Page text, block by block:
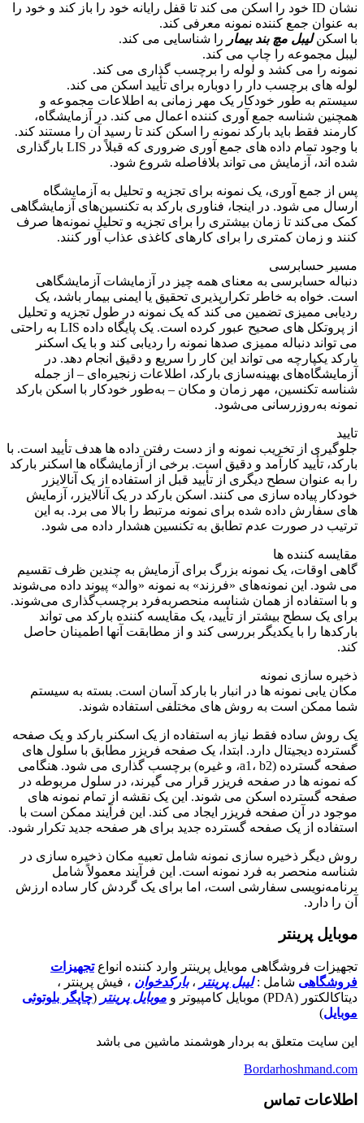
نشان ID خود را اسکن می کند تا قفل رایانه خود را باز کند و خود را
به عنوان جمع کننده نمونه معرفی کند.
با اسکنلیبل مچ بند بیمار را شناسایی می کند.
لیبل مجموعه را چاپ می کند.
نمونه را می کشد و لوله را برچسب گذاری می کند.
لوله های برچسب دار را دوباره برای تأیید اسکن می کند.
سیستم به طور خودکار یک مهر زمانی به اطلاعات مجموعه و
همچنین شناسه جمع آوری کننده اعمال می کند. در آزمایشگاه،
کارمند فقط باید بارکد نمونه را اسکن کند تا رسید آن را مستند کند.
با وجود تمام داده های جمع آوری ضروری که قبلاً در LIS بارگذاری
شده اند، آزمایش می تواند بلافاصله شروع شود.
پس از جمع آوری، یک نمونه برای تجزیه و تحلیل به آزمایشگاه
ارسال می شود. در اینجا، فناوری بارکد به تکنسین‌های آزمایشگاهی
کمک می‌کند تا زمان بیشتری را برای تجزیه و تحلیل نمونه‌ها صرف
کنند و زمان کمتری را برای کارهای کاغذی عذاب آور کنند.
مسیر حسابرسی
دنباله حسابرسی به معنای همه چیز در آزمایشات آزمایشگاهی
است. خواه به خاطر تکرارپذیری تحقیق یا ایمنی بیمار باشد، یک
ردیابی ممیزی تضمین می کند که یک نمونه در طول تجزیه و تحلیل
از پروتکل های صحیح عبور کرده است. یک پایگاه داده LIS به راحتی
می تواند دنباله ممیزی صدها نمونه را ردیابی کند و با یک اسکنر
بارکد یکپارچه می تواند این کار را سریع و دقیق انجام دهد. در
آزمایشگاه‌های بهینه‌سازی بارکد، اطلاعات زنجیره‌ای – از جمله
شناسه تکنسین، مهر زمان و مکان – به‌طور خودکار با اسکن بارکد
نمونه به‌روزرسانی می‌شود.
تایید
جلوگیری از تخریب نمونه و از دست رفتن داده ها هدف تأیید است. با
بارکد، تأیید کارآمد و دقیق است. برخی از آزمایشگاه ها اسکنر بارکد
را به عنوان سطح دیگری از تأیید قبل از استفاده از یک آنالایزر
خودکار پیاده سازی می کنند. اسکن بارکد در یک آنالایزر، آزمایش
های سفارش داده شده برای نمونه مرتبط را بالا می برد. به این
ترتیب در صورت عدم تطابق به تکنسین هشدار داده می شود.
مقایسه کننده ها
گاهی اوقات، یک نمونه بزرگ برای آزمایش به چندین ظرف تقسیم
می شود. این نمونه‌های «فرزند» به نمونه «والد» پیوند داده می‌شوند
و با استفاده از همان شناسه منحصربه‌فرد برچسب‌گذاری می‌شوند.
برای یک سطح بیشتر از تأیید، یک مقایسه کننده بارکد می تواند
بارکدها را با یکدیگر بررسی کند و از مطابقت آنها اطمینان حاصل
کند.
ذخیره سازی نمونه
مکان یابی نمونه ها در انبار با بارکد آسان است. بسته به سیستم
شما ممکن است به روش های مختلفی استفاده شوند.
یک روش ساده فقط نیاز به استفاده از یک اسکنر بارکد و یک صفحه
گسترده دیجیتال دارد. ابتدا، یک صفحه فریزر مطابق با سلول های
صفحه گسترده (a1، b2، و غیره) برچسب گذاری می شود. هنگامی
که نمونه ها در صفحه فریزر قرار می گیرند، در سلول مربوطه در
صفحه گسترده اسکن می شوند. این یک نقشه از تمام نمونه های
موجود در آن صفحه فریزر ایجاد می کند. این فرآیند ممکن است با
استفاده از یک صفحه گسترده جدید برای هر صفحه جدید تکرار شود.
روش دیگر ذخیره سازی نمونه شامل تعبیه مکان ذخیره سازی در
شناسه منحصر به فرد نمونه است. این فرآیند معمولاً شامل
برنامه‌نویسی سفارشی است، اما برای یک گردش کار ساده ارزش
آن را دارد.
موبایل پرینتر
تجهیزات فروشگاهی موبایل پرینتر وارد کننده انواعتجهیزات
فروشگاهی شامل :لیبل پرینتر ،بارکدخوان ، فیش پرینتر ،
دیتاکالکتور (PDA) موبایل کامپیوتر و
موبایل پرینتر (چاپگر بلوتوثی
موبایل)
این سایت متعلق به بردار هوشمند ماشین می باشد
Bordarhoshmand.com
اطلاعات تماس